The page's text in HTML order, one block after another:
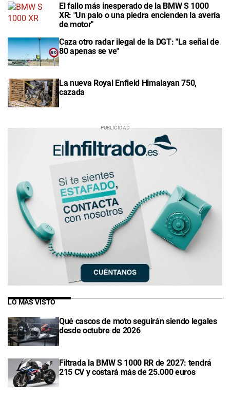
El fallo más inesperado de la BMW S 1000
XR: "Un palo o una piedra encienden la avería
de motor"
Caza otro radar ilegal de la DGT: "La señal de
80 apenas se ve"
La nueva Royal Enfield Himalayan 750,
cazada
LO MÁS VISTO
Qué cascos de moto seguirán siendo legales
desde octubre de 2026
Filtrada la BMW S 1000 RR de 2027: tendrá
215 CV y costará más de 25.000 euros